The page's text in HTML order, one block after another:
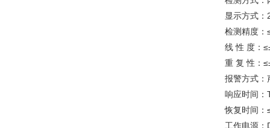
显示方式
检测精度：
线 性 度：
重 复 性：
报警方式：
响应时间：
恢复时间：
工作电源：